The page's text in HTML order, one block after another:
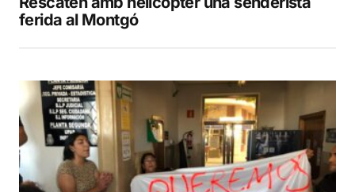
ferida al Montgó